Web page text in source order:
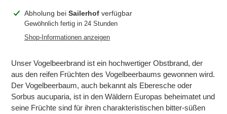
ProduktAbholung bei Sailerhof verfügbar
Gewöhnlich fertig in 24 Stunden
Shop-Informationen anzeigen
Unser Vogelbeerbrand ist ein hochwertiger Obstbrand, der
aus den reifen Früchten des Vogelbeerbaums gewonnen wird.
Der Vogelbeerbaum, auch bekannt als Eberesche oder
Sorbus aucuparia, ist in den Wäldern Europas beheimatet und
seine Früchte sind für ihren charakteristischen bitter-süßen